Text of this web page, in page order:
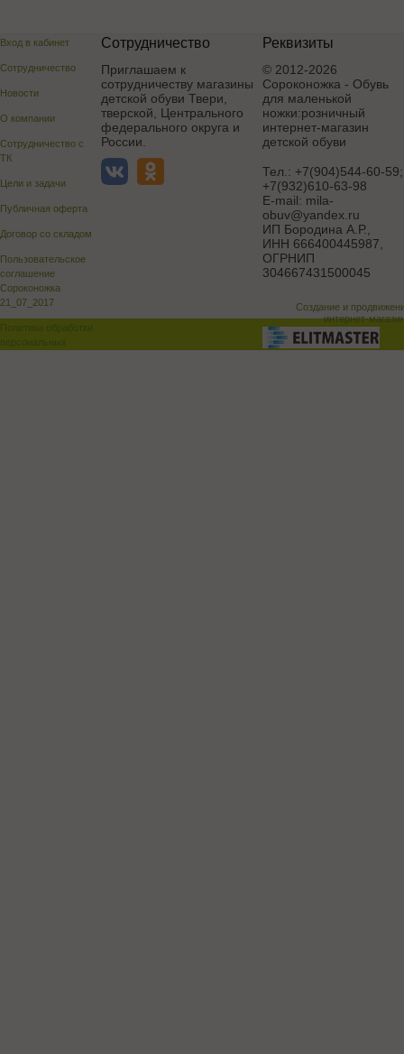
Вход в кабинет
Сотрудничество
Новости
О компании
Сотрудничество с
ТК
Цели и задачи
Публичная оферта
Договор со складом
Пользовательское
соглашение
Сороконожка
21_07_2017
Сотрудничество
Приглашаем к
сотрудничеству магазины
детской обуви Твери,
тверской, Центрального
федерального округа и
России.
Реквизиты
© 2012-2026
Сороконожка - Обувь
для маленькой
ножки:розничный
интернет-магазин
детской обуви
Тел.: +7(904)544-60-59;
+7(932)610-63-98
E-mail: mila-
obuv@yandex.ru
ИП Бородина А.Р.
ИНН 666400445987,
ОГРНИП
304667431500045
Создание и
интернет-